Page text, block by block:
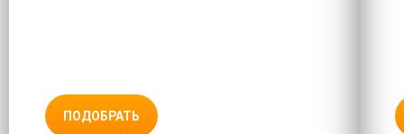
ПОДОБРАТЬ